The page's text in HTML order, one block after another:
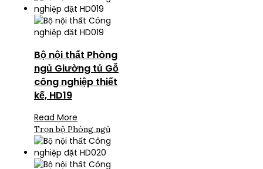
Bộ nội thất Phòng
ngủ Giường tủ Gỗ
công nghiệp thiết
kế, HD19
Read More
Trọn bộ Phòng ngủ